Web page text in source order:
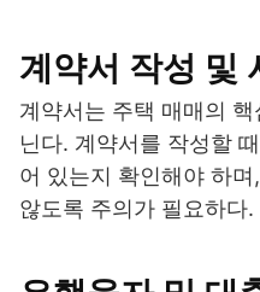
계약서 작성 및
계약서는 주택 매매의
닌다. 계약서를 작성할
어 있는지 확인해야 하
않도록 주의가 필요하다.